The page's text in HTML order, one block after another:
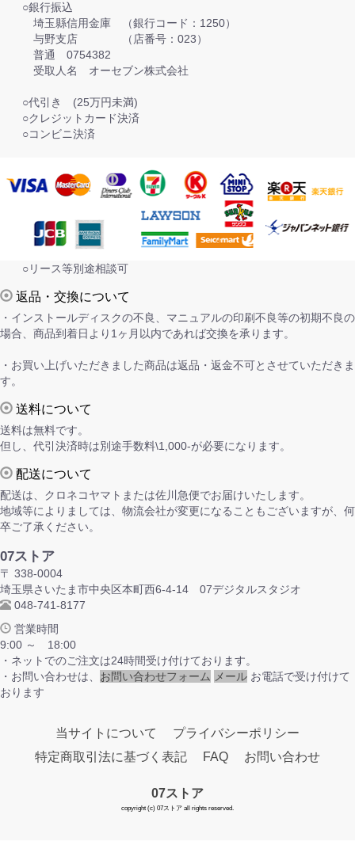
○銀行振込
埼玉縣信用金庫 （銀行コード：1250）
与野支店 （店番号：023）
普通 0754382
受取人名 オーセブン株式会社
○代引き (25万円未満)
○クレジットカード決済
○コンビニ決済
○リース等別途相談可
返品・交換について
・インストールディスクの不良、マニュアルの印刷不良等の初期不良の
場合、商品到着日より1ヶ月以内であれば交換を承ります。
・お買い上げいただきました商品は返品・返金不可とさせていただきま
す。
送料について
送料は無料です。
但し、代引決済時は別途手数料\1,000-が必要になります。
配送について
配送は、クロネコヤマトまたは佐川急便でお届けいたします。
地域等によりましては、物流会社が変更になることもございますが、何
卒ご了承ください。
07ストア
〒 338-0004
埼玉県さいたま市中央区本町西6-4-14 07デジタルスタジオ
048-741-8177
営業時間
9:00 ～ 18:00
・ネットでのご注文は24時間受け付けております。
・お問い合わせは、 お問い合わせフォーム メール お電話で受け付けて
おります
当サイトについて
プライバシーポリシー
特定商取引法に基づく表記
FAQ お問い合わせ
07ストア
copyright (c) 07ストア all rights reserved.